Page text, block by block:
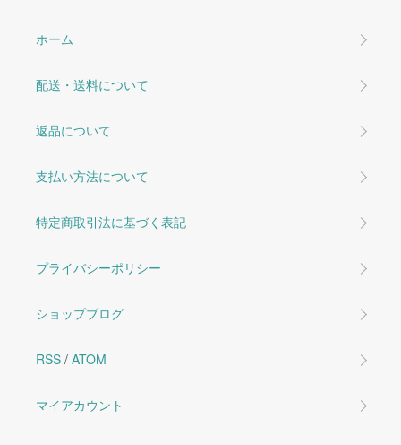
ホーム
配送・送料について
返品について
支払い方法について
特定商取引法に基づく表記
プライバシーポリシー
ショップブログ
RSS / ATOM
マイアカウント